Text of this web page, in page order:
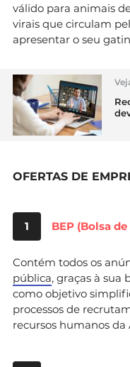
válido para animais
virais que circulam
apresentar o seu
OFERTAS DE
1 BEP (Bolsa
Contém todos os
pública, graças à sua
como objetivo
processos de
recursos humanos